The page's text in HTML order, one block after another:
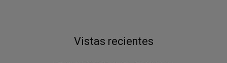
Vistas recientes